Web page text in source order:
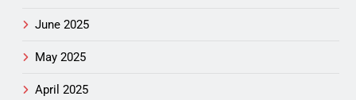
June 2025
May 2025
April 2025